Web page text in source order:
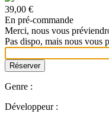
39,00 €
En pré-commande
Merci, nous vous
Pas dispo, mais nous vous
Genre :
Développeur :